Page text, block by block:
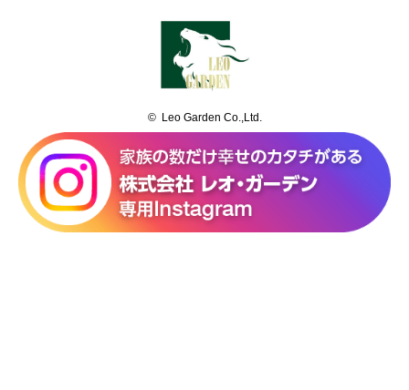
© Leo Garden Co.,Ltd.